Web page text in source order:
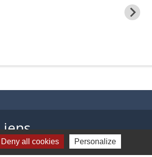
de Balagny
all cookies Personalize